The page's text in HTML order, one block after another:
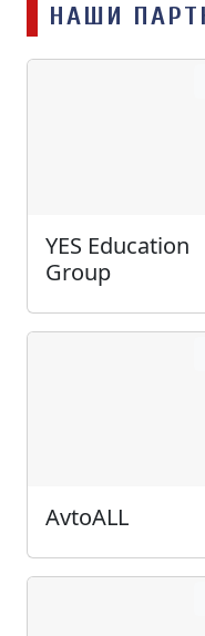
НАШИ
YES Education
Group
AvtoALL